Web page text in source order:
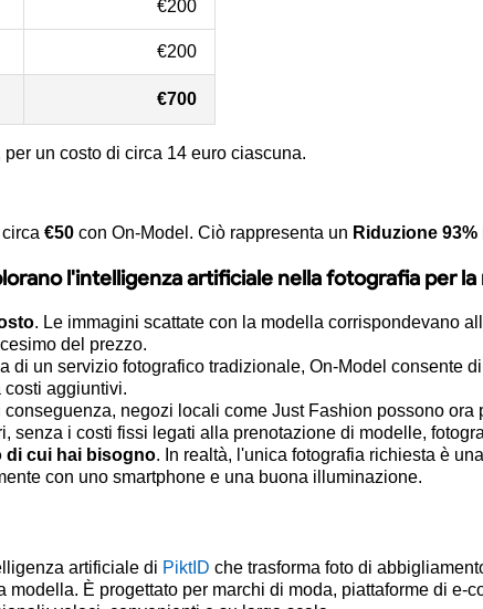
€200
€200
€700
un costo di circa 14 euro ciascuna.
€50 con On-Model. Ciò rappresenta un Riduzione 93%
l'intelligenza artificiale nella fotografia per la
. Le immagini scattate con la modella corrispondevano
del prezzo.
di un servizio fotografico tradizionale, On-Model consente
costi aggiuntivi.
conseguenza, negozi locali come Just Fashion possono
senza i costi fissi legati alla prenotazione di modelle,
di cui hai bisogno. In realtà, l'unica fotografia richiesta è
con uno smartphone e una buona illuminazione.
artificiale di PiktID che trasforma foto di
modella. È progettato per marchi di moda, piattaforme di